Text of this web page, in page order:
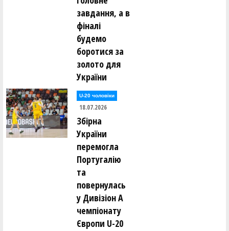
завдання, а в
фіналі
будемо
боротися за
золото для
України
U-20 чоловіки
18.07.2026
Збірна
України
перемогла
Португалію
та
повернулась
у Дивізіон А
чемпіонату
Європи U-20